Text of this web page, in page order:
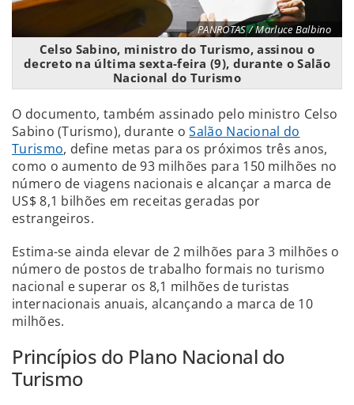
PANROTAS / Marluce Balbino
Celso Sabino, ministro do Turismo, assinou o
decreto na última sexta-feira (9), durante o Salão
Nacional do Turismo
O documento, também assinado pelo ministro Celso
Sabino (Turismo), durante oSalão Nacional do
Turismo, define metas para os próximos três anos,
como o aumento de 93 milhões para 150 milhões no
número de viagens nacionais e alcançar a marca de
US$ 8,1 bilhões em receitas geradas por
estrangeiros.
Estima-se ainda elevar de 2 milhões para 3 milhões o
número de postos de trabalho formais no turismo
nacional e superar os 8,1 milhões de turistas
internacionais anuais, alcançando a marca de 10
milhões.
Princípios do Plano Nacional do
Turismo